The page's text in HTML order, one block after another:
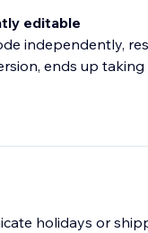
editable
independently,
ends up taking
holidays or